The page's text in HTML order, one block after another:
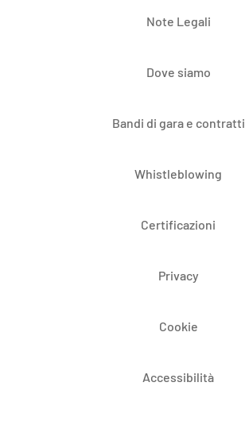
Note Legali
Dove siamo
Bandi di gara e contratti
Whistleblowing
Certificazioni
Privacy
Cookie
Accessibilità